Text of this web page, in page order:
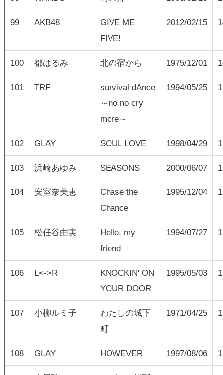
99 AKB48
GIVE ME
FIVE!
2012/02/15
100 都はるみ 北の宿から 1975/12/01
101 TRF
survival dAnce
～no no cry
more～
1994/05/25
102 GLAY SOUL LOVE 1998/04/29
103 浜崎あゆみ SEASONS 2000/06/07
104 安室奈美恵
Chase the
Chance
1995/12/04
105 松任谷由実
Hello, my
friend
1994/07/27
106 L<->R
KNOCKIN' ON
YOUR DOOR
1995/05/03
107 小柳ルミ子
わたしの城下
町
1971/04/25
108 GLAY HOWEVER 1997/08/06